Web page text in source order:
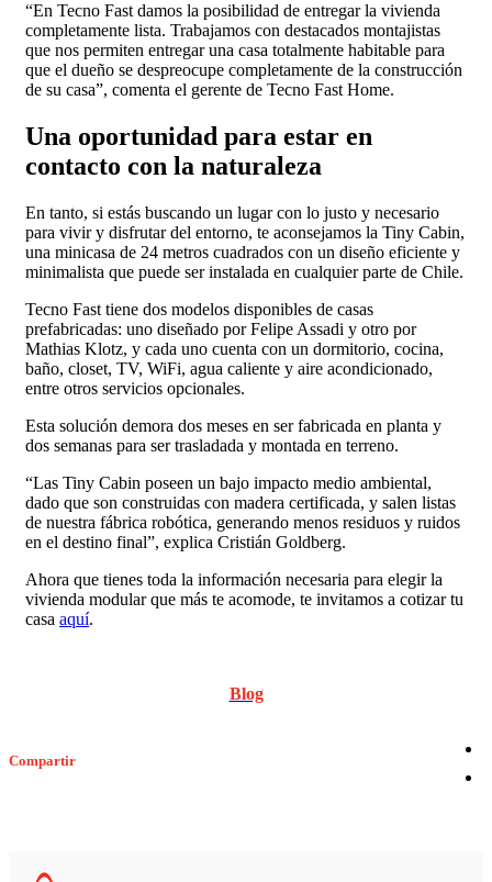
“En Tecno Fast damos la posibilidad de entregar la vivienda
completamente lista. Trabajamos con destacados montajistas
que nos permiten entregar una casa totalmente habitable para
que el dueño se despreocupe completamente de la construcción
de su casa”, comenta el gerente de Tecno Fast Home.
Una oportunidad para estar en
contacto con la naturaleza
En tanto, si estás buscando un lugar con lo justo y necesario
para vivir y disfrutar del entorno, te aconsejamos la Tiny Cabin,
una minicasa de 24 metros cuadrados con un diseño eficiente y
minimalista que puede ser instalada en cualquier parte de Chile.
Tecno Fast tiene dos modelos disponibles de casas
prefabricadas: uno diseñado por Felipe Assadi y otro por
Mathias Klotz, y cada uno cuenta con un dormitorio, cocina,
baño, closet, TV, WiFi, agua caliente y aire acondicionado,
entre otros servicios opcionales.
Esta solución demora dos meses en ser fabricada en planta y
dos semanas para ser trasladada y montada en terreno.
“Las Tiny Cabin poseen un bajo impacto medio ambiental,
dado que son construidas con madera certificada, y salen listas
de nuestra fábrica robótica, generando menos residuos y ruidos
en el destino final”, explica Cristián Goldberg.
Ahora que tienes toda la información necesaria para elegir la
vivienda modular que más te acomode, te invitamos a cotizar tu
casa aquí.
Blog
Compartir